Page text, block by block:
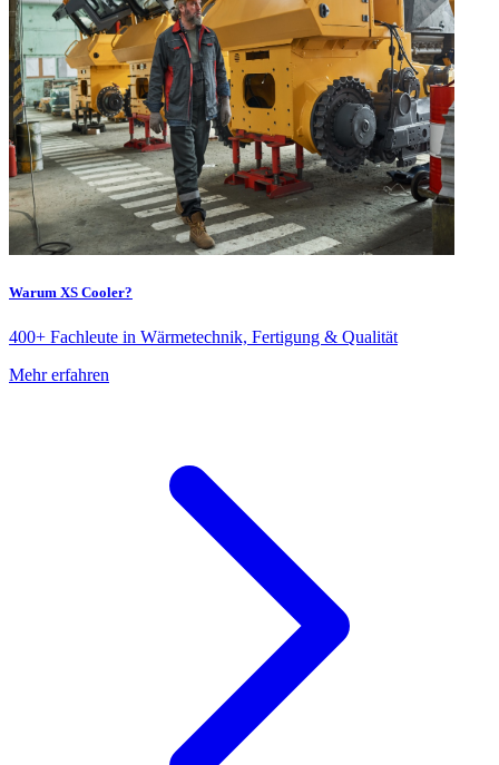
Warum XS Cooler?
400+ Fachleute in Wärmetechnik, Fertigung & Qualität
Mehr erfahren